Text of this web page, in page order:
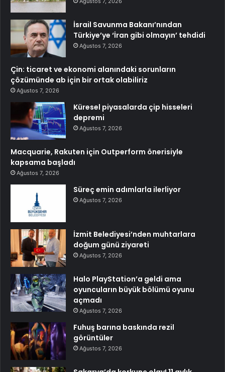
İsrail Savunma Bakanı’nından
Türkiye’ye ‘İran gibi olmayın’ tehdidi
Ağustos 7, 2026
Çin: ticaret ve ekonomi alanındaki sorunların
çözümünde ab için bir ortak olabiliriz
Ağustos 7, 2026
Küresel piyasalarda çip hisseleri
depremi
Ağustos 7, 2026
Macquarie, Rakuten için Outperform önerisiyle
kapsama başladı
Ağustos 7, 2026
Süreç emin adımlarla ilerliyor
Ağustos 7, 2026
İzmit Belediyesi’nden muhtarlara
doğum günü ziyareti
Ağustos 7, 2026
Halo PlayStation’a geldi ama
oyuncuların büyük bölümü oyunu
açmadı
Ağustos 7, 2026
Fuhuş barına baskında rezil
görüntüler
Ağustos 7, 2026